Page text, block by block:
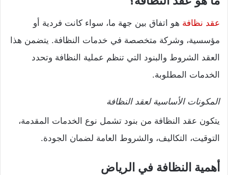
عقد نظافة هو اتفاق بين جهة ما، سواء كانت فردية أو
مؤسسية، وشركة متخصصة في خدمات النظافة. يتضمن هذا
العقد الشروط والبنود التي تنظم عملية النظافة وتحدد
الخدمات المطلوبة.
المكونات الأساسية لعقد النظافة
يتكون عقد النظافة من بنود تشمل نوع الخدمات المقدمة،
التوقيت، التكاليف، والشروط العامة لضمان الجودة.
أهمية النظافة في الرياض